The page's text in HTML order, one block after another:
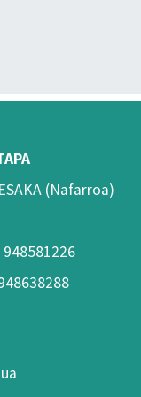
(Nafarroa)